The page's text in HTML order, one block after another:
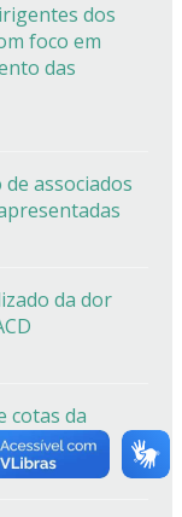
dos
foco em
das
associados
da dor
cotas da